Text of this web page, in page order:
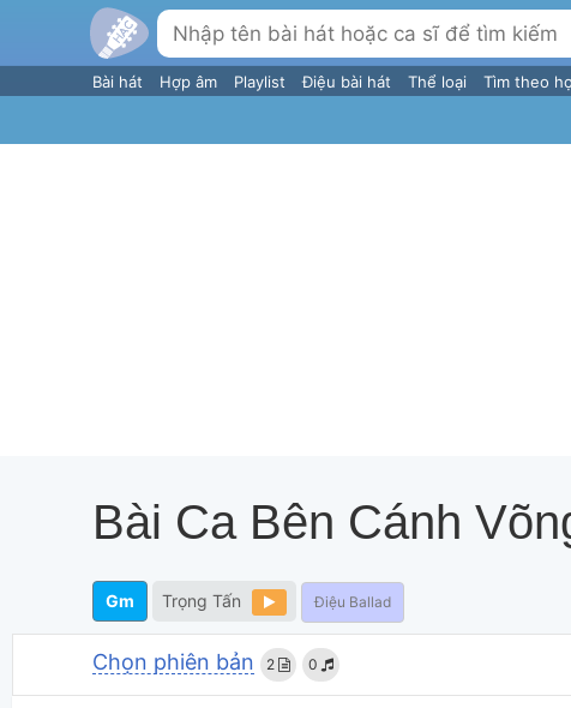
Bài hát Hợp âm Playlist Điệu bài hát Thể loại Tìm theo
Bài Ca Bên Cánh
Gm Trọng Tấn Điệu Ballad
Chọn phiên bản 2 0